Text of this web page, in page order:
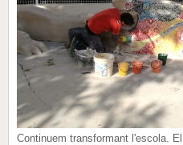
Continuem transformant l'escola.